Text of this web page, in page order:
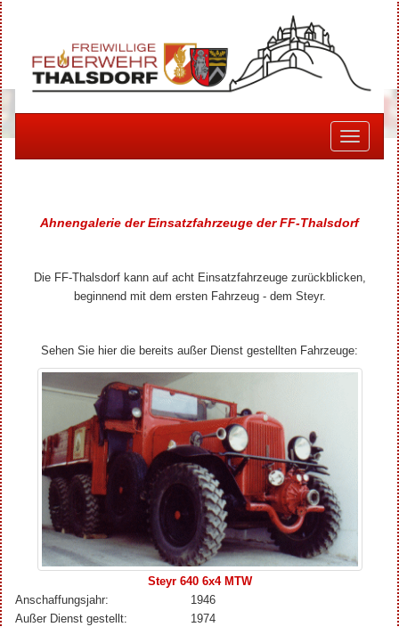
Toggle
Ahnengalerie der Einsatzfahrzeuge der FF-Thalsdorf
Die FF-Thalsdorf kann auf acht Einsatzfahrzeuge zurückblicken,
beginnend mit dem ersten Fahrzeug - dem Steyr.
Sehen Sie hier die bereits außer Dienst gestellten Fahrzeuge:
Steyr 640 6x4 MTW
Anschaffungsjahr:
1946
Außer Dienst gestellt:
1974